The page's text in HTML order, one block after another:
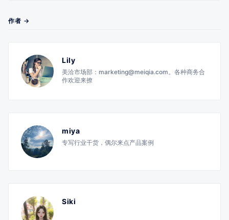
作者 →
Lily
美洽市场部：marketing@meiqia.com。各种商务合
作欢迎来撩
miya
专写行业干货，偶尔来点产品案例
Siki